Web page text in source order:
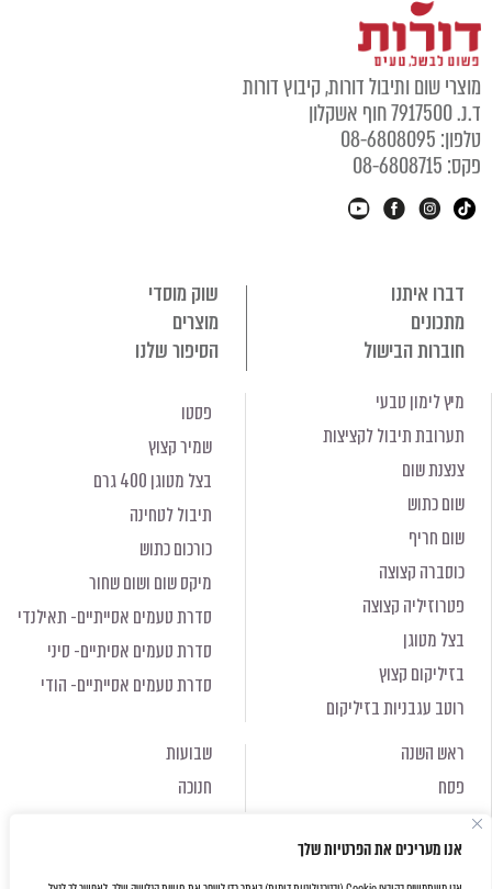
אנו מעריכים את הפרטיות שלך
מוצרי שום ותיבול דורות, קיבוץ דורות
ד.נ. 7917500 חוף אשקלון
טלפון: 08-6808095
פקס: 08-6808715
דברו איתנו
שוק מוסדי
מתכונים
מוצרים
חוברות הבישול
הסיפור שלנו
מיץ לימון טבעי
תערובת תיבול לקציצות
צנצנת שום
שום כתוש
שום חריף
כוסברה קצוצה
פטרוזיליה קצוצה
בצל מטוגן
בזיליקום קצוץ
רוטב עגבניות בזיליקום
פסטו
שמיר קצוץ
בצל מטוגן 400 גרם
תיבול לטחינה
כורכום כתוש
מיקס שום ושום שחור
סדרת טעמים אסייתיים- תאילנדי
סדרת טעמים אסיתיים- סיני
סדרת טעמים אסייתיים- הודי
ראש השנה
פסח
שבועות
חנוכה
ראש השנה
פסח
חנוכה